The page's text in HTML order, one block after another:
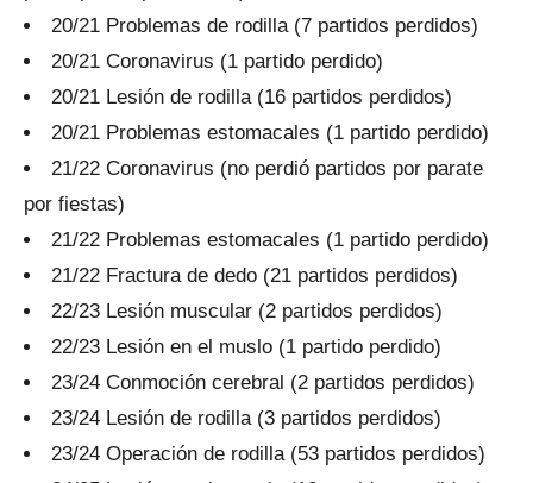
20/21 Problemas de rodilla (7 partidos perdidos)
20/21 Coronavirus (1 partido perdido)
20/21 Lesión de rodilla (16 partidos perdidos)
20/21 Problemas estomacales (1 partido perdido)
21/22 Coronavirus (no perdió partidos por parate
por fiestas)
21/22 Problemas estomacales (1 partido perdido)
21/22 Fractura de dedo (21 partidos perdidos)
22/23 Lesión muscular (2 partidos perdidos)
22/23 Lesión en el muslo (1 partido perdido)
23/24 Conmoción cerebral (2 partidos perdidos)
23/24 Lesión de rodilla (3 partidos perdidos)
23/24 Operación de rodilla (53 partidos perdidos)